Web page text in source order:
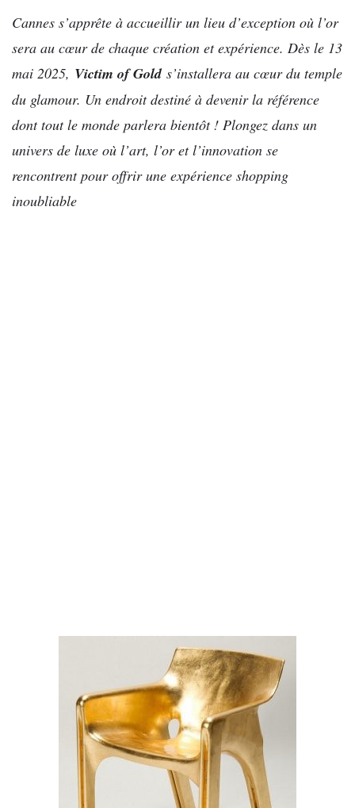
Cannes s’apprête à accueillir un lieu d’exception où l’or
sera au cœur de chaque création et expérience. Dès le 13
mai 2025, Victim of Golds’installera au cœur du temple
du glamour. Un endroit destiné à devenir la référence
dont tout le monde parlera bientôt ! Plongez dans un
univers de luxe où l’art, l’or et l’innovation se
rencontrent pour offrir une expérience shopping
inoubliable